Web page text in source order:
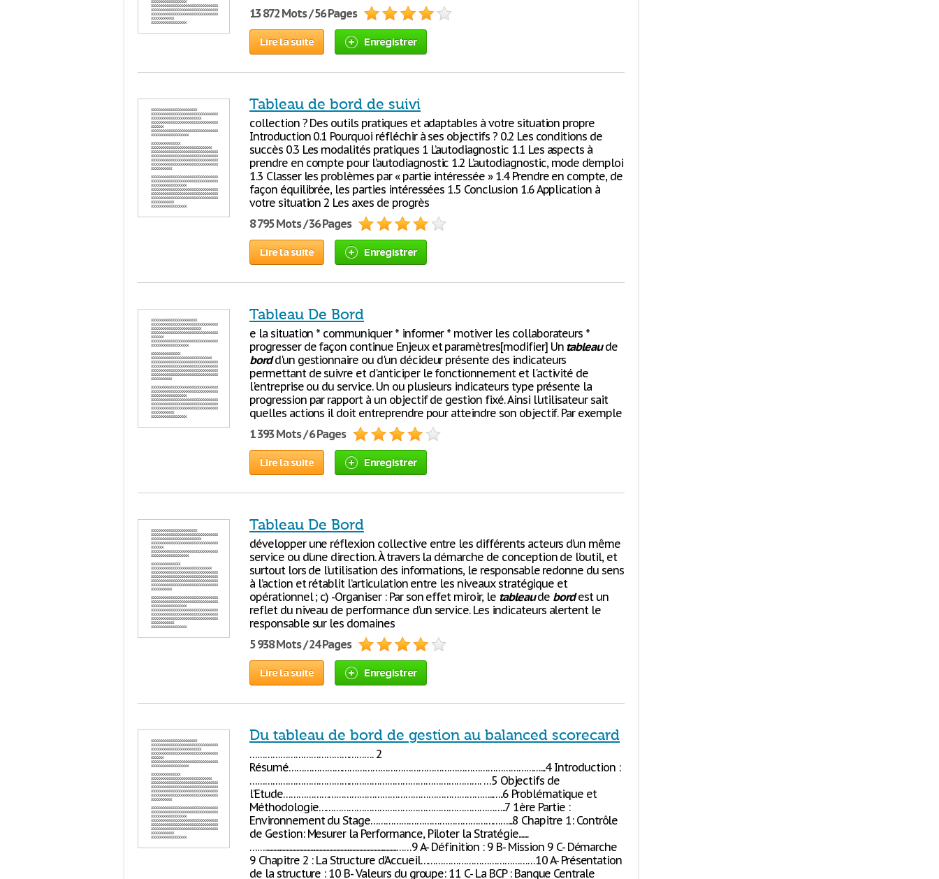
13 872 Mots / 56 Pages
Lire la suite Enregistrer
Tableau de bord de suivi
collection ? Des outils pratiques et adaptables à votre situation propre
Introduction 0.1 Pourquoi réfléchir à ses objectifs ? 0.2 Les conditions de
succès 0.3 Les modalités pratiques 1 L’autodiagnostic 1.1 Les aspects à
prendre en compte pour l’autodiagnostic 1.2 L’autodiagnostic, mode d’emploi
1.3 Classer les problèmes par « partie intéressée » 1.4 Prendre en compte, de
façon équilibrée, les parties intéressées 1.5 Conclusion 1.6 Application à
votre situation 2 Les axes de progrès
8 795 Mots / 36 Pages
Lire la suite Enregistrer
Tableau De Bord
e la situation * communiquer * informer * motiver les collaborateurs *
progresser de façon continue Enjeux et paramètres[modifier] Un tableaude
bordd'un gestionnaire ou d'un décideur présente des indicateurs
permettant de suivre et d'anticiper le fonctionnement et l'activité de
l'entreprise ou du service. Un ou plusieurs indicateurs type présente la
progression par rapport à un objectif de gestion fixé. Ainsi l'utilisateur sait
quelles actions il doit entreprendre pour atteindre son objectif. Par exemple
1 393 Mots / 6 Pages
Lire la suite Enregistrer
Tableau De Bord
développer une réflexion collective entre les différents acteurs d’un même
service ou d’une direction. À travers la démarche de conception de l’outil, et
surtout lors de l’utilisation des informations, le responsable redonne du sens
à l’action et rétablit l’articulation entre les niveaux stratégique et
opérationnel ; c) -Organiser : Par son effet miroir, le tableaude bordest un
reflet du niveau de performance d’un service. Les indicateurs alertent le
responsable sur les domaines
5 938 Mots / 24 Pages
Lire la suite Enregistrer
Du tableau de bord de gestion au balanced scorecard
…………………………………………. 2
Résumé………………………………………………………………………………………...4 Introduction :
………………………………………………………………………………. …5 Objectifs de
l’Etude………………………………………………………………………..…..6 Problématique et
Méthodologie………………………………………………………………..7 1ère Partie :
Environnement du Stage………………………………………………...8 Chapitre 1: Contrôle
de Gestion: Mesurer la Performance, Piloter la Stratégie.......
……................................................................................................……9 A- Définition : 9 B- Mission 9 C- Démarche
9 Chapitre 2 : La Structure d’Accueil………………………………………10 A- Présentation
de la structure : 10 B- Valeurs du groupe: 11 C- La BCP : Banque Centrale